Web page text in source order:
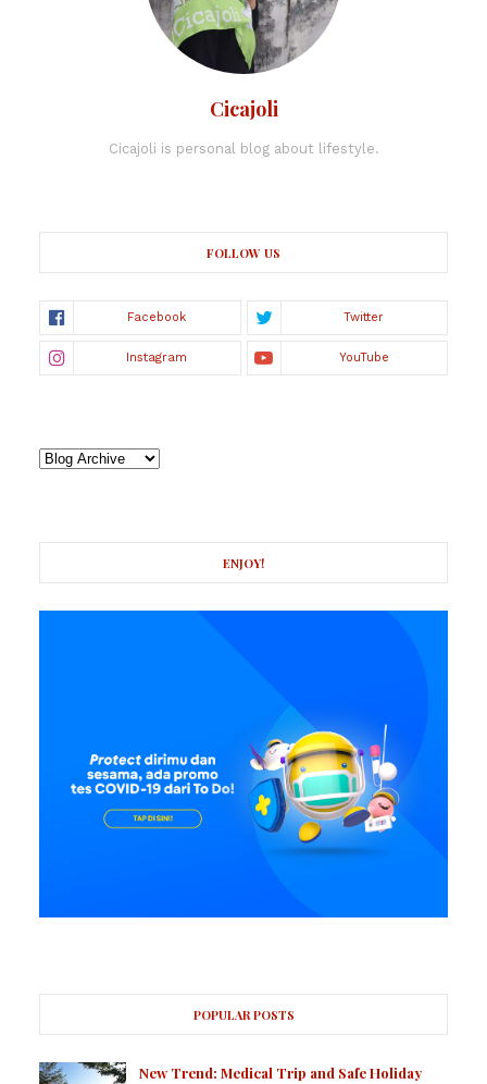
Cicajoli
Cicajoli is personal blog about lifestyle.
FOLLOW US
ENJOY!
POPULAR POSTS
New Trend: Medical Trip and Safe Holiday